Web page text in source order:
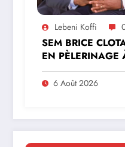
Lebeni Koffi
SEM BRICE
EN PÈLERINAGE
MINISTRE
PREND PART À
6 Août 2026